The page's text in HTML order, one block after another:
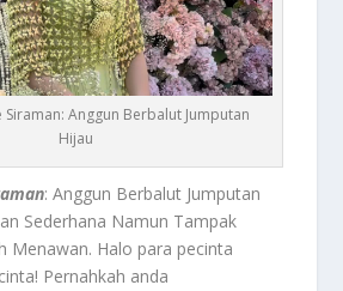
Siraman: Anggun Berbalut Jumputan
Hijau
: Anggun Berbalut Jumputan
Sederhana Namun Tampak
Menawan. Halo para pecinta
Pernahkah anda